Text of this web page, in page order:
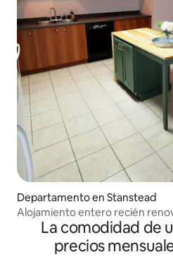
Departamento en Stanstead
Alojamiento entero recién
La comodidad de
precios